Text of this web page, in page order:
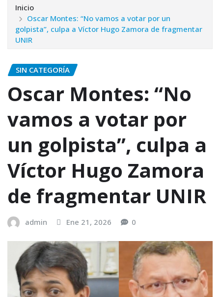
Inicio
Oscar Montes: “No vamos a votar por un
golpista”, culpa a Víctor Hugo Zamora de fragmentar
UNIR
SIN CATEGORÍA
Oscar Montes: “No
vamos a votar por
un golpista”, culpa a
Víctor Hugo Zamora
de fragmentar UNIR
admin Ene 21, 2026 0